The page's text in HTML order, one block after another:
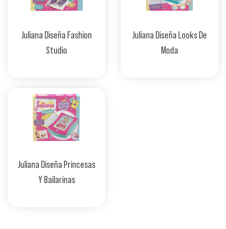
Juliana Diseña Fashion
Studio
Juliana Diseña Looks De
Moda
Juliana Diseña Princesas
Y Bailarinas